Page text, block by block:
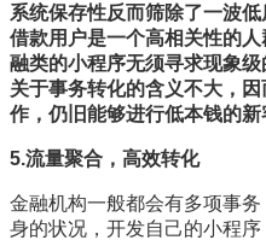
系统保存性反而筛除了一波低
借款用户是一个高相关性的
融类的小程序无须寻求现象
关于事务转化的含义不大，
作，仍旧能够进行低本钱的新
5.流量聚合，高效转化
金融机构一般都会有多项事
身的状况，开发自己的小程